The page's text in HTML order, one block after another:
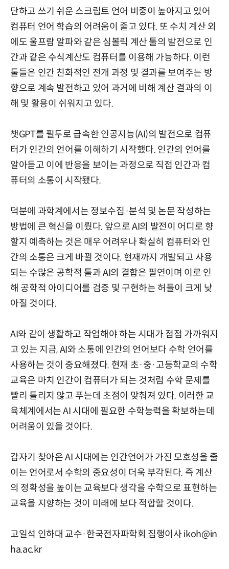
단하고 쓰기 쉬운 스크립트 언어 비중이 높아지고 있어
컴퓨터 언어 학습의 어려움이 줄고 있다. 또 수치 계산 외
에도 울프람 알파와 같은 심볼릭 계산 툴의 발전으로 인
간과 같은 수식계산도 컴퓨터를 이용해 가능하다. 이런
툴들은 인간 친화적인 전개 과정 및 결과를 보여주는 방
향으로 계속 발전하고 있어 과거에 비해 계산 결과의 이
해 및 활용이 쉬워지고 있다.
챗GPT를 필두로 급속한 인공지능(AI)의 발전으로 컴퓨
터가 인간의 언어를 이해하기 시작했다. 인간의 언어를
알아듣고 이에 반응을 보이는 과정으로 직접 인간과 컴
퓨터의 소통이 시작됐다.
덕분에 과학계에서는 정보수집·분석 및 논문 작성하는
방법에 큰 혁신을 이뤘다. 앞으로 AI의 발전이 어디로 향
할지 예측하는 것은 매우 어려우나 확실히 컴퓨터와 인
간의 소통은 크게 바뀔 것이다. 현재까지 개발되고 사용
되는 수많은 공학적 툴과 AI의 결합은 필연이며 이로 인
해 공학적 아이디어를 검증 및 구현하는 허들이 크게 낮
아질 것이다.
AI와 같이 생활하고 작업해야 하는 시대가 점점 가까워지
고 있는 지금, AI와 소통에 인간의 언어보다 수학 언어를
사용하는 것이 중요해졌다. 현재 초·중·고등학교의 수학
교육은 마치 인간이 컴퓨터가 되는 것처럼 수학 문제를
빨리 틀리지 않고 푸는데 초점이 맞춰져 있다. 이러한 교
육체계에서는 AI 시대에 필요한 수학능력을 확보하는데
어려움이 있을 것이다.
갑자기 찾아온 AI 시대에는 인간언어가 가진 모호성을 줄
이는 언어로서 수학의 중요성이 더욱 부각된다. 즉 계산
의 정확성을 높이는 교육보다 생각을 수학으로 표현하는
교육을 지향하는 것이 미래에 보다 적합할 것이다.
고일석 인하대 교수·한국전자파학회 집행이사 ikoh@in
ha.ac.kr